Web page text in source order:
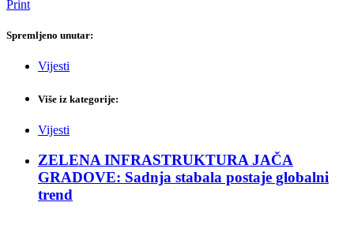
Print
Spremljeno unutar:
Vijesti
Više iz kategorije:
Vijesti
ZELENA INFRASTRUKTURA JAČA
GRADOVE: Sadnja stabala postaje globalni
trend